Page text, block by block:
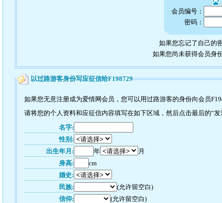
会员编号：
密码：
如果您忘记了自己的
如果您尚未获得会员身
以过路游客身份写应征信给F198729
如果您无意注册成为爱情网会员，您可以用过路游客的身份向会员
请将您的个人资料和应征信内容填写在如下区域，然后点击最后的“
名字:
性别:
出生年月:
年
月
身高:
cm
婚史:
民族:
(允许留空白)
信仰:
(允许留空白)